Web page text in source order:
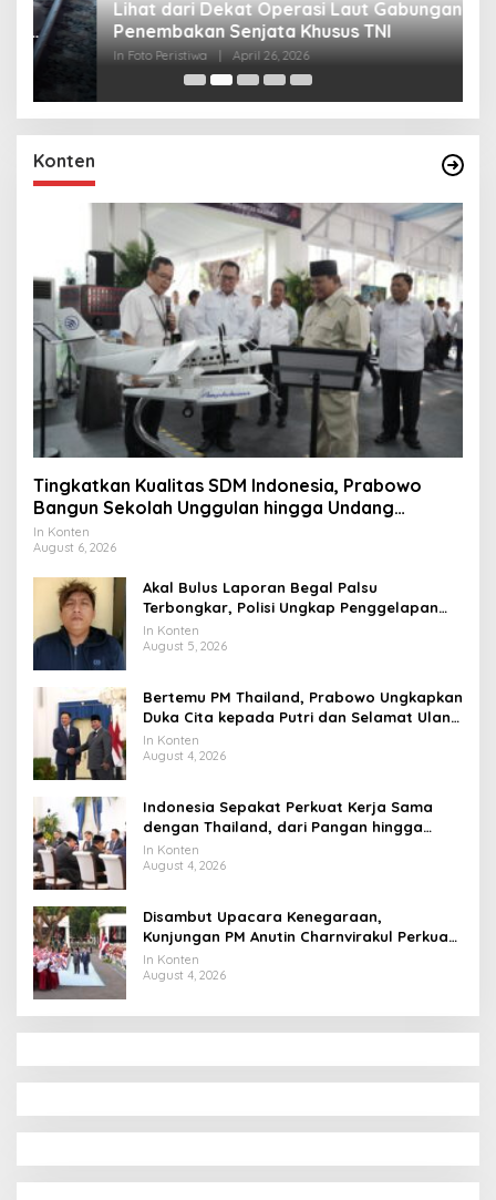
Lihat dari Dekat Operasi Laut Gabungan dan
Penembakan Senjata Khusus TNI
In Foto Peristiwa | April 26, 2026
Konten
Tingkatkan Kualitas SDM Indonesia, Prabowo
Bangun Sekolah Unggulan hingga Undang
Universitas Terbaik Dunia
In Konten
August 6, 2026
Akal Bulus Laporan Begal Palsu
Terbongkar, Polisi Ungkap Penggelapan
Uang Perusahaan untuk Crypto
In Konten
August 5, 2026
Bertemu PM Thailand, Prabowo Ungkapkan
Duka Cita kepada Putri dan Selamat Ulang
Tahun ke Raja Thailand
In Konten
August 4, 2026
Indonesia Sepakat Perkuat Kerja Sama
dengan Thailand, dari Pangan hingga
Ekonomi Digital
In Konten
August 4, 2026
Disambut Upacara Kenegaraan,
Kunjungan PM Anutin Charnvirakul Perkuat
Hubungan Indonesia-Thailand
In Konten
August 4, 2026